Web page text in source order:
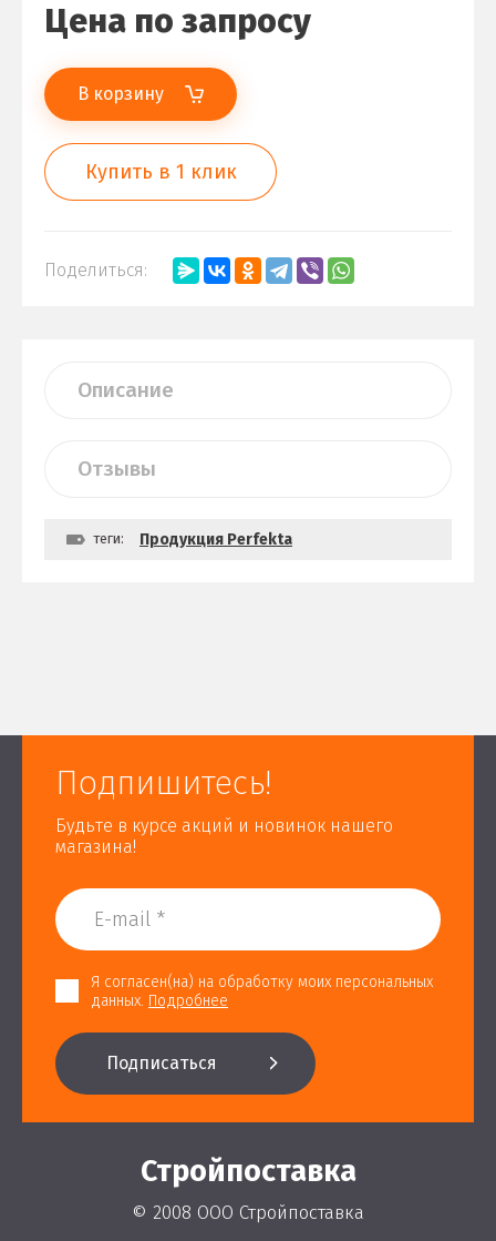
Цена по запросу
В корзину
Купить в 1 клик
Поделиться:
Описание
Отзывы
теги: Продукция Perfekta
Подпишитесь!
Будьте в курсе акций и новинок нашего
магазина!
Я согласен(на) на обработку моих персональных
данных. Подробнее
Подписаться
Стройпоставка
© 2008 ООО Стройпоставка